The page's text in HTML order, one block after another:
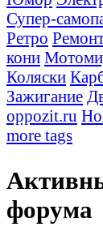
Супер-
Ретро
кони
Коляски
Зажигание
oppozit.ru
more tags
форума